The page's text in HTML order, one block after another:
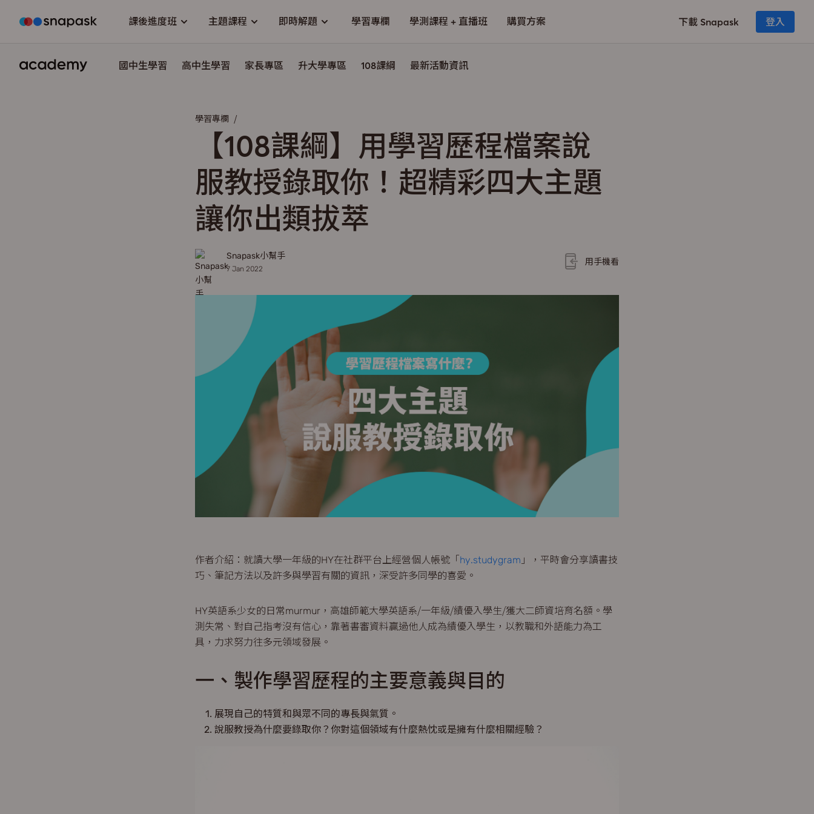
課後進度班 主題課程 即時解題 學習專欄 學測課程 + 直播班 購買方案 下載 Snapask 登入
國中生學習
國中國文教材
國中英文教材
國中數學教材
國中社會教材
國中自然教材 讀書方法
線上學習資源
主題書單
高中生學習
高中國文教材
高中英文教材
高中數學教材
高中自然教材
高中社會教材 讀書方法
線上學習資源
校園生活
主題書單
家長專區
課綱新知
媒體報導
考生家長須知
升學資訊
教養心法 親子溝通
親子成長
升大學專區
大學生活分享
科系介紹
生涯探索
個人申請
升學資訊 學習歷程檔案
108課綱
課綱新知
學習歷程檔案
教育現場
最新活動資訊
促銷活動
學習專欄
【108課綱】用學習歷程檔案說
服教授錄取你！超精彩四大主題
讓你出類拔萃
Snapask小幫手
7 Jan 2022
用手機看
作者介紹：就讀大學一年級的HY在社群平台上經營個人帳號「hy.studygram 」，平時會分享讀書技
巧、筆記方法以及許多與學習有關的資訊，深受許多同學的喜愛。
HY英語系少女的日常murmur，高雄師範大學英語系/一年級/績優入學生/獲大二師資培育名額。學
測失常、對自己指考沒有信心，靠著書審資料贏過他人成為績優入學生，以教職和外語能力為工
具，力求努力往多元領域發展。
一、製作學習歷程的主要意義與目的
展現自己的特質和與眾不同的專長與氣質。
說服教授為什麼要錄取你？你對這個領域有什麼熱忱或是擁有什麼相關經驗？